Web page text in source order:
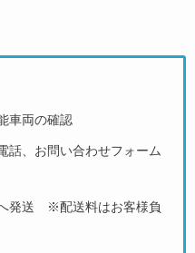
車両の確認
話、お問い合わせフォーム
発送 ※配送料はお客様負